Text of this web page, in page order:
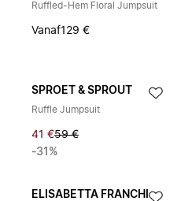
Ruffled-Hem Floral Jumpsuit
Vanaf129 €
SPROET & SPROUT
Ruffle Jumpsuit
41 €59 €
-31%
ELISABETTA FRANCHI